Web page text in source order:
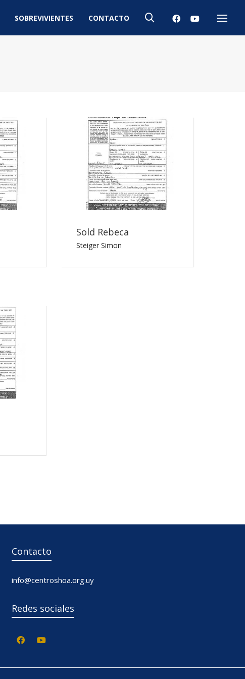
SOBREVIVIENTES CONTACTO
Menú
Sold Rebeca
Steiger Simon
Contacto
info@centroshoa.org.uy
Redes sociales